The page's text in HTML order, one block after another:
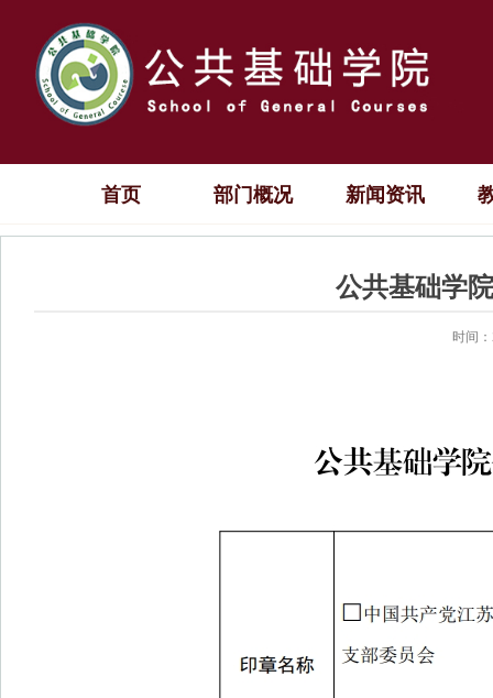
首页 部门概况 新闻资讯
公共基础学
时间